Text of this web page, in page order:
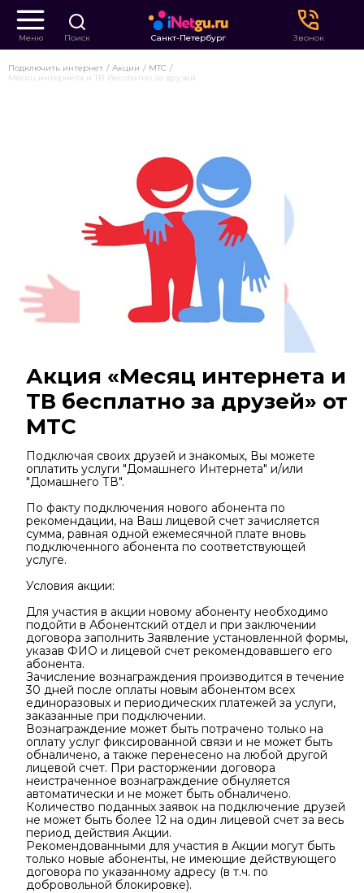
Меню Поиск Санкт-Петербург Звонок
Подключить интернет Акции
МТС
Месяц интернета и ТВ бесплатно за друзей
Акция «Месяц интернета и
ТВ бесплатно за друзей» от
МТС
Подключая своих друзей и знакомых, Вы можете
оплатить услуги "Домашнего Интернета" и/или
"Домашнего ТВ".
По факту подключения нового абонента по
рекомендации, на Ваш лицевой счет зачисляется
сумма, равная одной ежемесячной плате вновь
подключенного абонента по соответствующей
услуге.
Условия акции:
Для участия в акции новому абоненту необходимо
подойти в Абонентский отдел и при заключении
договора заполнить Заявление установленной формы,
указав ФИО и лицевой счет рекомендовавшего его
абонента.
Зачисление вознаграждения производится в течение
30 дней после оплаты новым абонентом всех
единоразовых и периодических платежей за услуги,
заказанные при подключении.
Вознаграждение может быть потрачено только на
оплату услуг фиксированной связи и не может быть
обналичено, а также перенесено на любой другой
лицевой счет. При расторжении договора
неистраченное вознаграждение обнуляется
автоматически и не может быть обналичено.
Количество поданных заявок на подключение друзей
не может быть более 12 на один лицевой счет за весь
период действия Акции.
Рекомендованными для участия в Акции могут быть
только новые абоненты, не имеющие действующего
договора по указанному адресу (в т.ч. по
добровольной блокировке).